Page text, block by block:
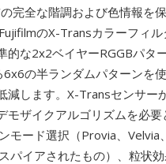
完全な階調および色情報を
のX-Transカラーフィ
な2x2ベイヤーRGGBパタ
の半ランダムパターンを
します。X-Transセンサー
ザイクアルゴリズムを必要
モード選択（Provia、Velvia
パイアされたもの）、粒状